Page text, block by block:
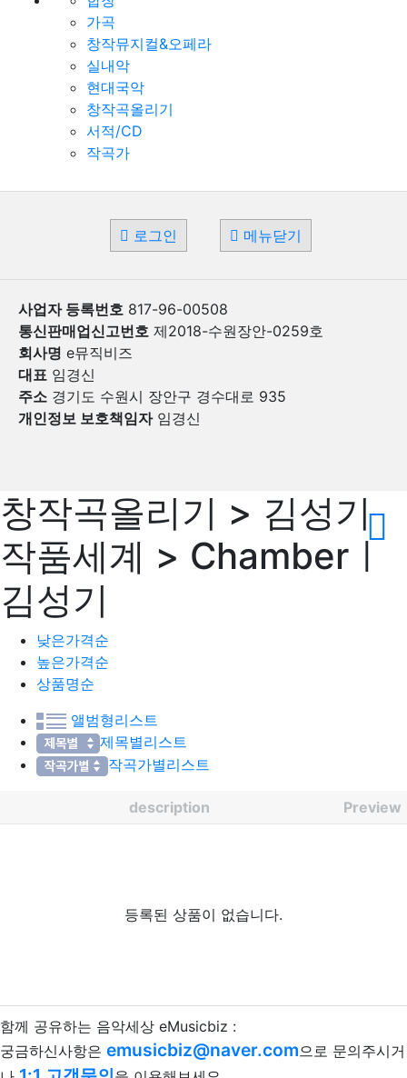
가곡
창작뮤지컬&오페라
실내악
현대국악
창작곡올리기
서적/CD
작곡가
로그인 메뉴닫기
사업자 등록번호 817-96-00508
통신판매업신고번호 제2018-수원장안-0259호
회사명 e뮤직비즈
대표 임경신
주소 경기도 수원시 장안구 경수대로 935
개인정보 보호책임자임경신
창작곡올리기 > 김성기
작품세계 > Chamberㅣ
김성기
낮은가격순
높은가격순
상품명순
앨범형리스트
제목별리스트
작곡가별리스트
description Preview
등록된 상품이 없습니다.
함께 공유하는 음악세상 eMusicbiz :
궁금하신사항은 emusicbiz@naver.com으로 문의주시거